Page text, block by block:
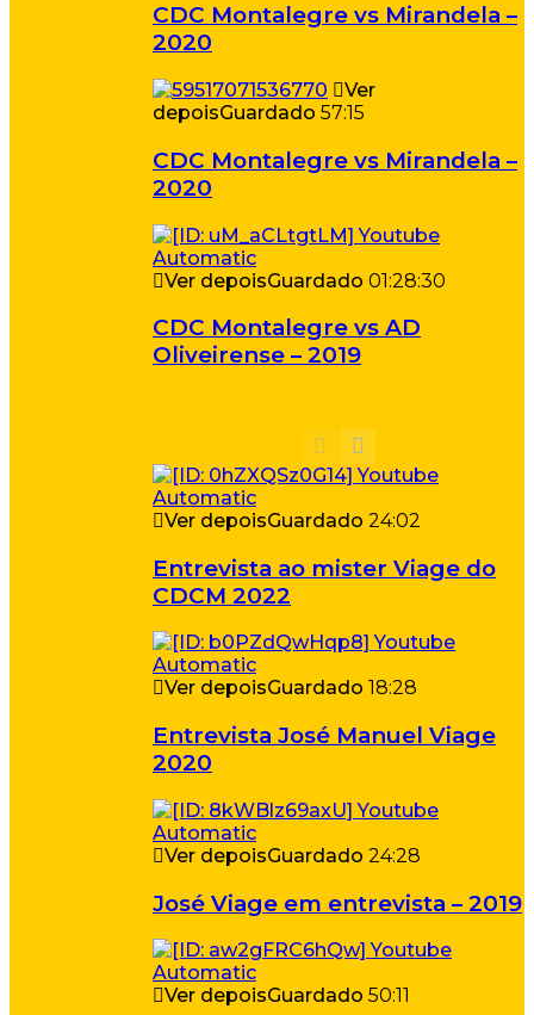
CDC Montalegre vs Mirandela –
2020
Ver
depoisGuardado 57:15
CDC Montalegre vs Mirandela –
2020
Ver depoisGuardado 01:28:30
CDC Montalegre vs AD
Oliveirense – 2019
Ver depoisGuardado 24:02
Entrevista ao mister Viage do
CDCM 2022
Ver depoisGuardado 18:28
Entrevista José Manuel Viage
2020
Ver depoisGuardado 24:28
José Viage em entrevista – 2019
Ver depoisGuardado 50:11